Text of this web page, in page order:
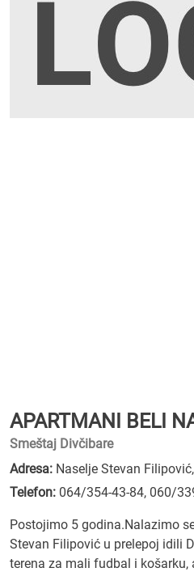
APARTMANI BELI
Smeštaj Divčibare
Adresa: Naselje Stevan
Telefon: 064/354-43-84, 060/
Postojimo 5 godina.Nalazimo
Stevan Filipović u prelepoj idili
terena za mali fudbal i košarku,